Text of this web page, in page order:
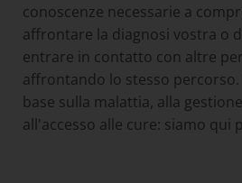
conoscenze necessarie a
affrontare la diagnosi vostra o
entrare in contatto con altre
affrontando lo stesso percorso.
base sulla malattia, alla
all'accesso alle cure: siamo qui